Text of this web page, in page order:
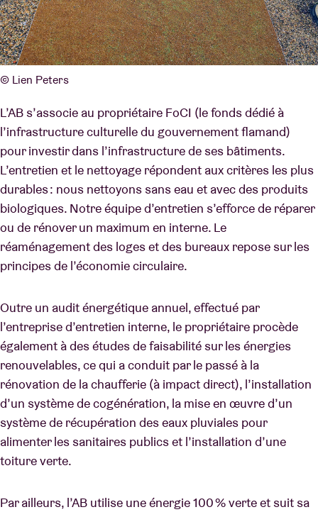
© Lien Peters
L’AB s’associe au propriétaire FoCI (le fonds dédié à
l’infrastructure culturelle du gouvernement flamand)
pour investir dans l’infrastructure de ses bâtiments.
L’entretien et le nettoyage répondent aux critères les plus
durables : nous nettoyons sans eau et avec des produits
biologiques. Notre équipe d’entretien s’efforce de réparer
ou de rénover un maximum en interne. Le
réaménagement des loges et des bureaux repose sur les
principes de l’économie circulaire.
Outre un audit énergétique annuel, effectué par
l’entreprise d’entretien interne, le propriétaire procède
également à des études de faisabilité sur les énergies
renouvelables, ce qui a conduit par le passé à la
rénovation de la chaufferie (à impact direct), l’installation
d’un système de cogénération, la mise en œuvre d’un
système de récupération des eaux pluviales pour
alimenter les sanitaires publics et l’installation d’une
toiture verte.
Par ailleurs, l’AB utilise une énergie 100 % verte et suit sa